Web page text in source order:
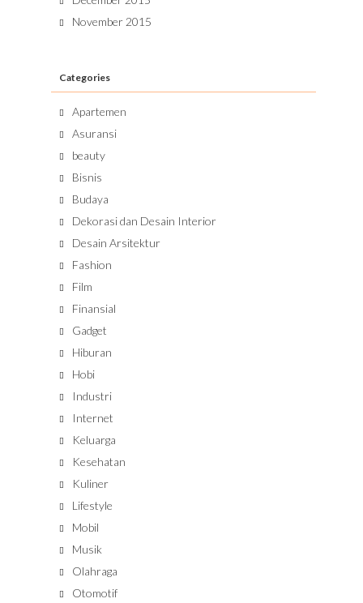
November 2015
Categories
Apartemen
Asuransi
beauty
Bisnis
Budaya
Dekorasi dan Desain Interior
Desain Arsitektur
Fashion
Film
Finansial
Gadget
Hiburan
Hobi
Industri
Internet
Keluarga
Kesehatan
Kuliner
Lifestyle
Mobil
Musik
Olahraga
Otomotif